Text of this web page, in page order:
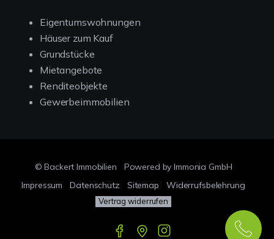
Eigentumswohnungen
Häuser zum Kauf
Grundstücke
Mietangebote
Renditeobjekte
Gewerbeimmobilien
© Backert Immobilien
Powered by Immonia GmbH
Impressum
Datenschutz Sitemap Widerrufsbelehrung
Vertrag widerrufen